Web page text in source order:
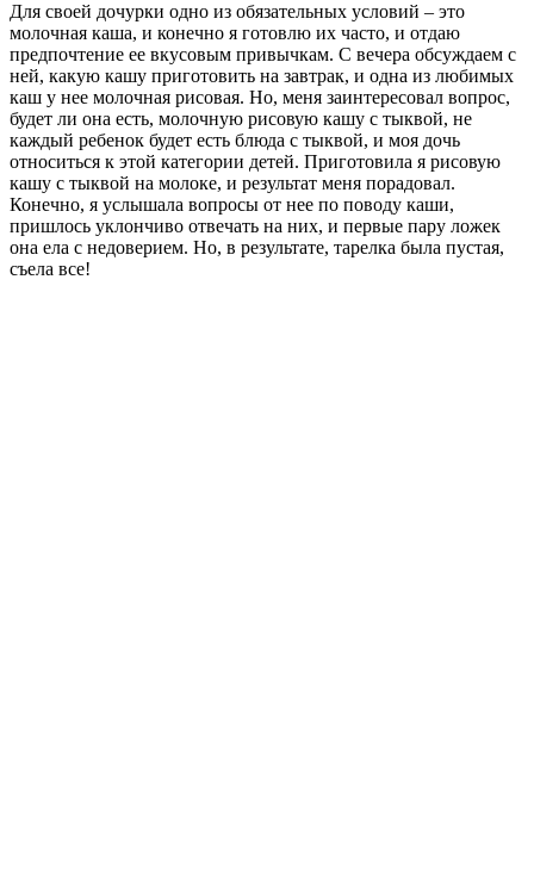
Для своей дочурки одно из обязательных условий – это
молочная каша, и конечно я готовлю их часто, и отдаю
предпочтение ее вкусовым привычкам. С вечера обсуждаем с
ней, какую кашу приготовить на завтрак, и одна из любимых
каш у нее молочная рисовая. Но, меня заинтересовал вопрос,
будет ли она есть, молочную рисовую кашу с тыквой, не
каждый ребенок будет есть блюда с тыквой, и моя дочь
относиться к этой категории детей. Приготовила я рисовую
кашу с тыквой на молоке, и результат меня порадовал.
Конечно, я услышала вопросы от нее по поводу каши,
пришлось уклончиво отвечать на них, и первые пару ложек
она ела с недоверием. Но, в результате, тарелка была пустая,
съела все!